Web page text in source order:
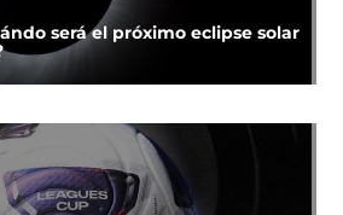
será el próximo eclipse solar